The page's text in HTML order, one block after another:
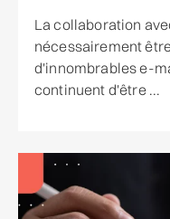
La collaboration
nécessairement
d'innombrables e-
continuent d'être ...